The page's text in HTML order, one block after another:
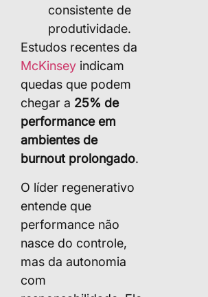
consistente de
produtividade.
Estudos recentes da
McKinsey indicam
quedas que podem
chegar a 25% de
performance em
ambientes de
burnout prolongado.
O líder regenerativo
entende que
performance não
nasce do controle,
mas da autonomia
com